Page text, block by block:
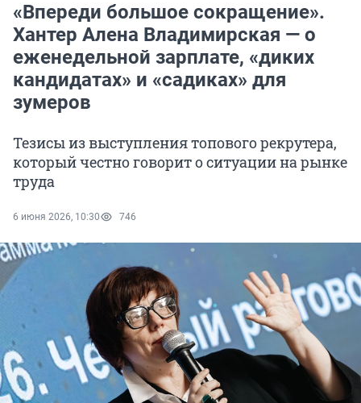
«Впереди большое сокращение».
Хантер Алена Владимирская — о
еженедельной зарплате, «диких
кандидатах» и «садиках» для
зумеров
Тезисы из выступления топового рекрутера,
который честно говорит о ситуации на рынке
труда
6 июня 2026, 10:30 746